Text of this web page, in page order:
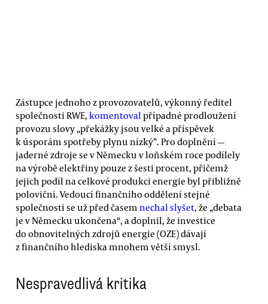
Zástupce jednoho z provozovatelů, výkonný ředitel
společnosti RWE, komentoval případné prodloužení
provozu slovy „překážky jsou velké a příspěvek
k úsporám spotřeby plynu nízký”. Pro doplnění —
jaderné zdroje se v Německu v loňském roce podílely
na výrobě elektřiny pouze z šesti procent, přičemž
jejich podíl na celkové produkci energie byl přibližně
poloviční. Vedoucí finančního oddělení stejné
společnosti se už před časem nechal slyšet, že „debata
je v Německu ukončena“, a doplnil, že investice
do obnovitelných zdrojů energie (OZE) dávají
z finančního hlediska mnohem větší smysl.
Nespravedlivá kritika